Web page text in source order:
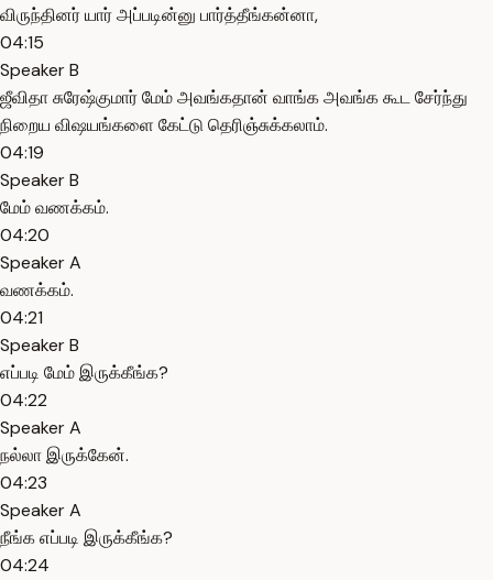
விருந்தினர் யார் அப்படின்னு பார்த்தீங்கன்னா,
04:15
Speaker B
ஜீவிதா சுரேஷ்குமார் மேம் அவங்கதான் வாங்க அவங்க கூட சேர்ந்து
நிறைய விஷயங்களை கேட்டு தெரிஞ்சுக்கலாம்.
04:19
Speaker B
மேம் வணக்கம்.
04:20
Speaker A
வணக்கம்.
04:21
Speaker B
எப்படி மேம் இருக்கீங்க?
04:22
Speaker A
நல்லா இருக்கேன்.
04:23
Speaker A
நீங்க எப்படி இருக்கீங்க?
04:24